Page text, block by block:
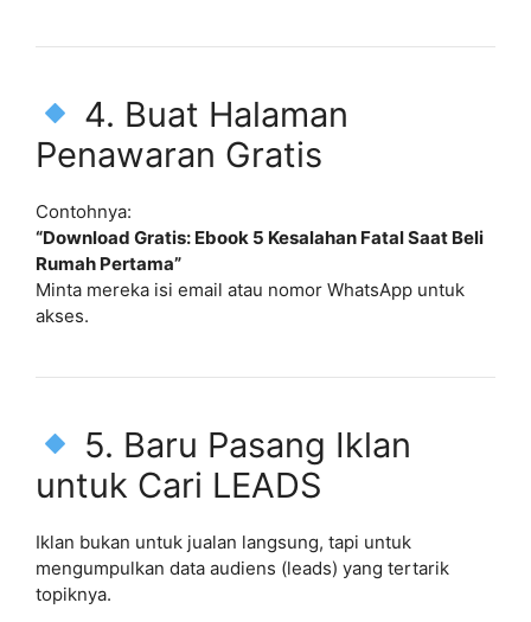
4. Buat Halaman
Penawaran Gratis
Contohnya:
“Download Gratis: Ebook 5 Kesalahan Fatal Saat Beli
Rumah Pertama”
Minta mereka isi email atau nomor WhatsApp untuk
akses.
5. Baru Pasang Iklan
untuk Cari LEADS
Iklan bukan untuk jualan langsung, tapi untuk
mengumpulkan data audiens (leads) yang tertarik
topiknya.